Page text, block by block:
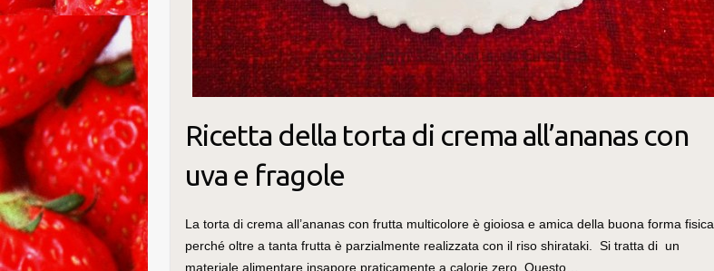
Ricetta della torta di crema all’ananas con
uva e fragole
La torta di crema all’ananas con frutta multicolore è gioiosa e amica della buona forma fisica
perché oltre a tanta frutta è parzialmente realizzata con il riso shirataki. Si tratta di un
materiale alimentare insapore praticamente a calorie zero. Questo…